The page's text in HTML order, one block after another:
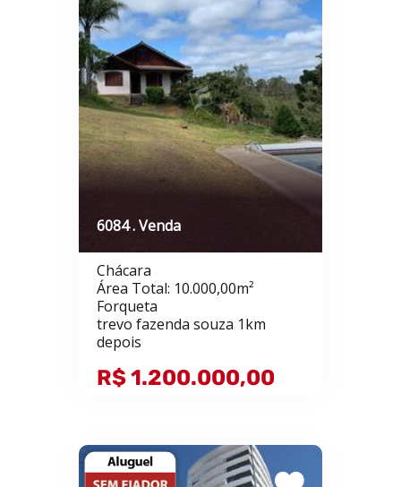
6084 . Venda
Chácara
Área Total: 10.000,00m²
Forqueta
trevo fazenda souza 1km
depois
R$ 1.200.000,00